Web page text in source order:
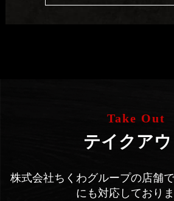
Take Out
テイクアウ
株式会社ちくわグループの店舗
にも対応しておりま